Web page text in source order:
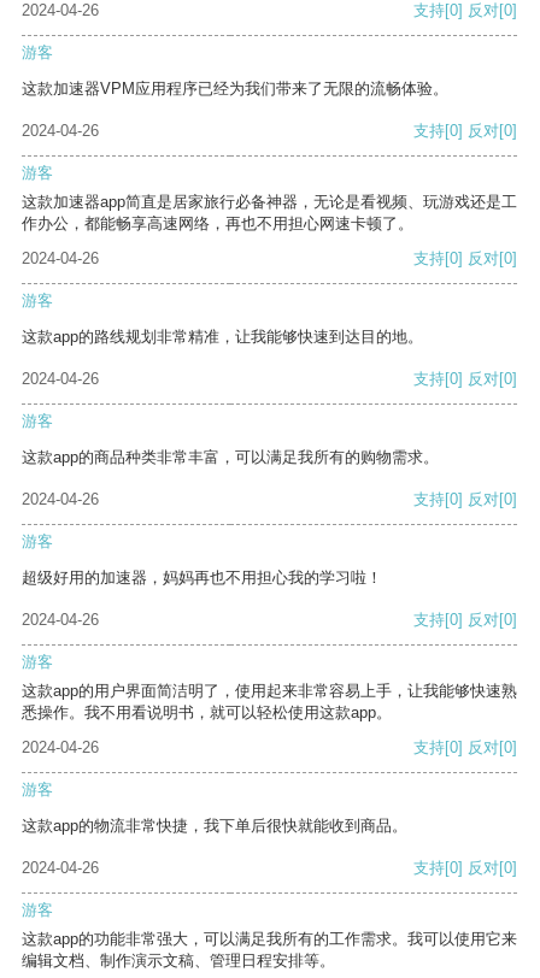
2024-04-26 支持[0] 反对[0]
游客
这款加速器VPM应用程序已经为我们带来了无限的流畅体验。
2024-04-26 支持[0] 反对[0]
游客
这款加速器app简直是居家旅行必备神器，无论是看视频、玩游戏还是工
作办公，都能畅享高速网络，再也不用担心网速卡顿了。
2024-04-26
支持[0] 反对[0]
游客
这款app的路线规划非常精准，让我能够快速到达目的地。
2024-04-26 支持[0] 反对[0]
游客
这款app的商品种类非常丰富，可以满足我所有的购物需求。
2024-04-26 支持[0] 反对[0]
游客
超级好用的加速器，妈妈再也不用担心我的学习啦！
2024-04-26 支持[0] 反对[0]
游客
这款app的用户界面简洁明了，使用起来非常容易上手，让我能够快速熟
悉操作。我不用看说明书，就可以轻松使用这款app。
2024-04-26
支持[0] 反对[0]
游客
这款app的物流非常快捷，我下单后很快就能收到商品。
2024-04-26 支持[0] 反对[0]
游客
这款app的功能非常强大，可以满足我所有的工作需求。我可以使用它来
编辑文档、制作演示文稿、管理日程安排等。